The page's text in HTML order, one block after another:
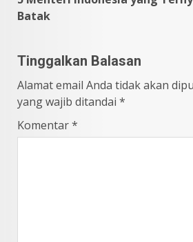
Batak
Tinggalkan Balasan
Alamat email Anda tidak akan
yang wajib ditandai *
Komentar*